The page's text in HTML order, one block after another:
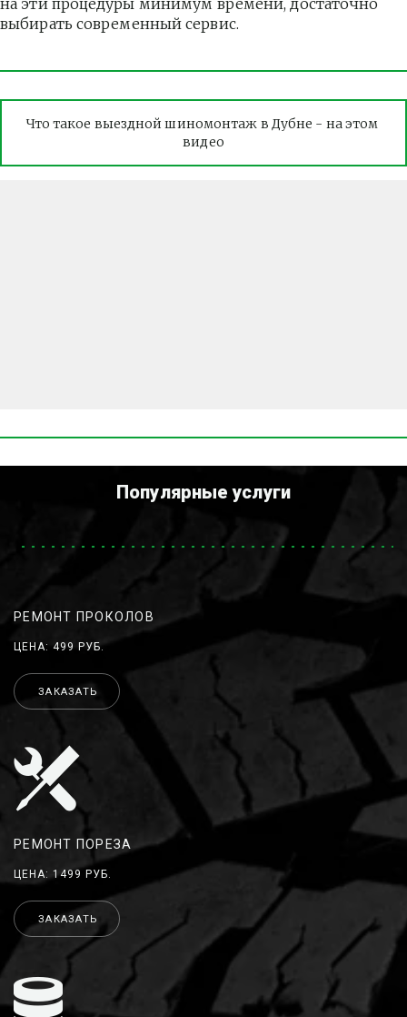
на эти процедуры минимум времени, достаточно
выбирать современный сервис.
Что такое выездной шиномонтаж в Дубне - на этом
видео
Популярные услуги
РЕМОНТ ПРОКОЛОВ
ЦЕНА: 499 РУБ.
ЗАКАЗАТЬ
РЕМОНТ ПОРЕЗА
ЦЕНА: 1499 РУБ.
ЗАКАЗАТЬ